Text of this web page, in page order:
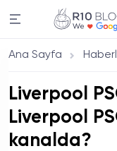
Ana Sayfa
Liverpool
Liverpool
kanalda?